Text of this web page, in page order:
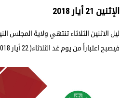
الإثنين 21 أيار 2018
ليل الاثنين الثلاثاء تنتهي ولاية المجلس
فيصبح اعتباراً من يوم غد الثلاثاء( 22 أيار 2018) المجلس السابق.